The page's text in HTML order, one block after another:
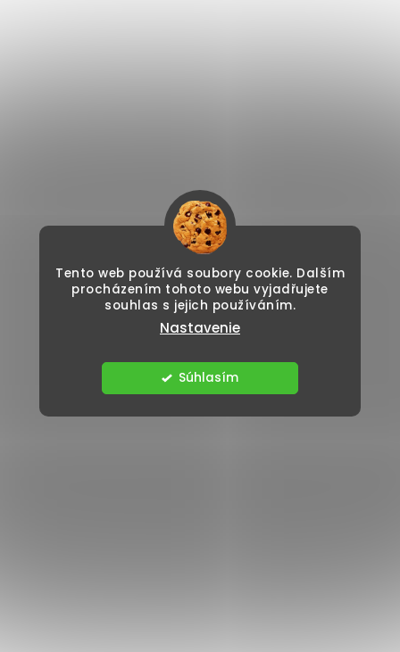
Tento web používá soubory cookie. Dalším
procházením tohoto webu vyjadřujete
souhlas s jejich používáním.
Nastavenie
Súhlasím